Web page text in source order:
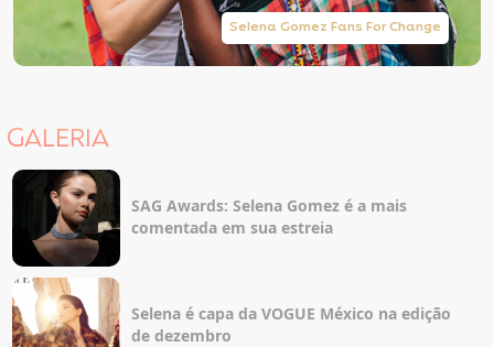
Selena Gomez Fans For Change
GALERIA
SAG Awards: Selena Gomez é a mais
comentada em sua estreia
Selena é capa da VOGUE México na edição
de dezembro